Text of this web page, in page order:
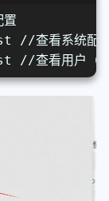
看系统配
看用户（全